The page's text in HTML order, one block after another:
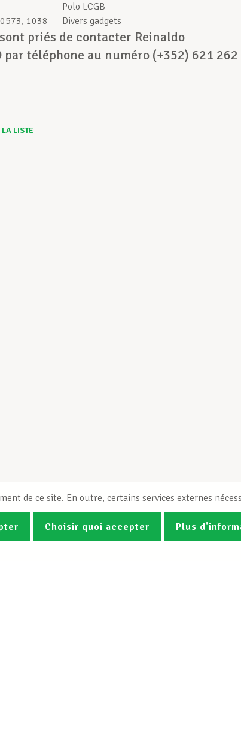
Polo LCGB
1038
Divers gadgets
priés de contacter Reinaldo
par téléphone au numéro (+352) 621 262
LA LISTE
de ce site. En outre, certains services externes
Choisir quoi accepter Plus